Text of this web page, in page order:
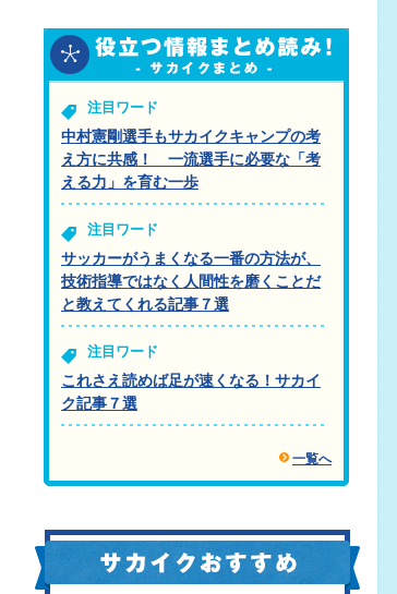
注目ワード
中村憲剛選手もサカイクキャンプの考
え方に共感！ 一流選手に必要な「考
える力」を育む一歩
注目ワード
サッカーがうまくなる一番の方法が、
技術指導ではなく人間性を磨くことだ
と教えてくれる記事７選
注目ワード
これさえ読めば足が速くなる！サカイ
ク記事７選
一覧へ